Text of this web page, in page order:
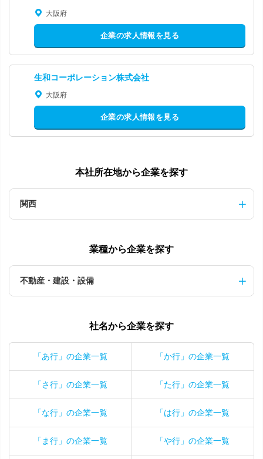
大阪府
企業の求人情報を見る
生和コーポレーション株式会社
大阪府
企業の求人情報を見る
本社所在地から企業を探す
関西
業種から企業を探す
不動産・建設・設備
社名から企業を探す
「あ行」の企業一覧 「か行」の企業一覧
「さ行」の企業一覧 「た行」の企業一覧
「な行」の企業一覧 「は行」の企業一覧
「ま行」の企業一覧 「や行」の企業一覧